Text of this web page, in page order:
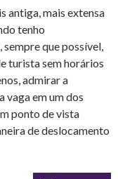
antiga, mais extensa
tenho
que possível,
turista sem horários
admirar a
vaga em um dos
ponto de vista
de deslocamento